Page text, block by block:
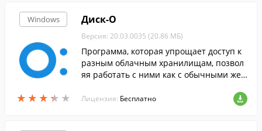
Windows
★ ★ ★ ★ ★
★ ★ ★ ★ ★
Диск-О
Версия: 20.03.0035 (20.86 МБ)
Программа, которая упрощает доступ к
разным облачным хранилищам, позвол
яя работать с ними как с обычными жес
Лицензия: Бесплатно